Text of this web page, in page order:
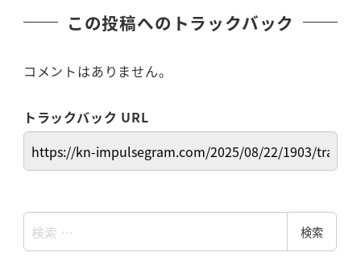
この投稿へのトラックバック
コメントはありません。
トラックバック URL
索
検索